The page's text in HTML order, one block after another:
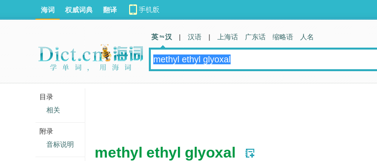
methyl ethyl glyoxal
海词 权威词典 翻译
英 汉 | 汉语 | 上海话 广东话 缩略语 人名
目录
相关
附录
音标说明